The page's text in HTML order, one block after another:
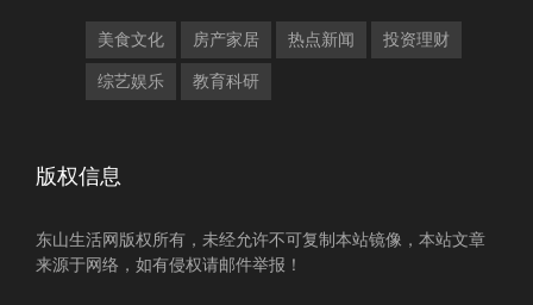
美食文化 房产家居 热点新闻 投资理财
综艺娱乐 教育科研
版权信息
东山生活网版权所有，未经允许不可复制本站镜像，本站文章
来源于网络，如有侵权请邮件举报！